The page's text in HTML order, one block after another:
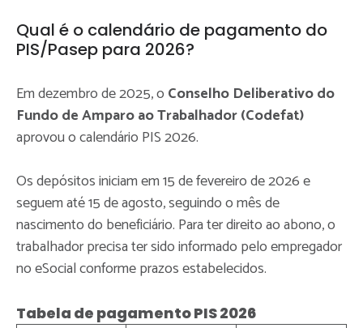
Qual é o calendário de pagamento do
PIS/Pasep para 2026?
Em dezembro de 2025, o Conselho Deliberativo do
Fundo de Amparo ao Trabalhador (Codefat)
aprovou o calendário PIS 2026.
Os depósitos iniciam em 15 de fevereiro de 2026 e
seguem até 15 de agosto, seguindo o mês de
nascimento do beneficiário. Para ter direito ao abono, o
trabalhador precisa ter sido informado pelo empregador
no eSocial conforme prazos estabelecidos.
Tabela de pagamento PIS 2026